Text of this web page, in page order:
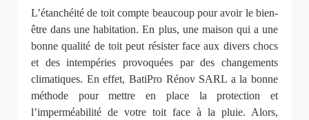
L’étanchéité de toit compte beaucoup pour avoir le bien-
être dans une habitation. En plus, une maison qui a une
bonne qualité de toit peut résister face aux divers chocs
et des intempéries provoquées par des changements
climatiques. En effet, BatiPro Rénov SARL a la bonne
méthode pour mettre en place la protection et
l’imperméabilité de votre toit face à la pluie. Alors,